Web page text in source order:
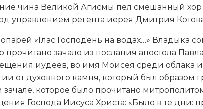
чина Великой Агисмы пел смешанный хор
управлением регента иерея Дмитрия
«Глас Господень на водах…» Владыка
зачало из послания апостола Павла
иудеев, во имя Моисея среди облака
от духовного камня, который был образом
зачале, которое было прочитано
Господа Иисуса Христа: «Было в те дни: